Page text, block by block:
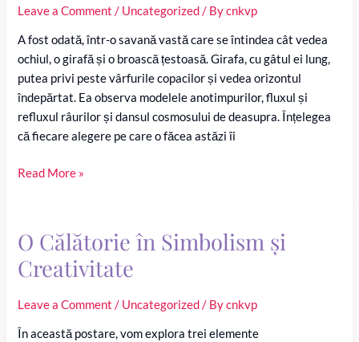
Number
3:
Balance,
Creativity,
and
Transformation“
Leave a Comment / Uncategorized/ Bycnkvp
A fost odată, într-o savană vastă care se întindea cât vedea
ochiul, o girafă și o broască țestoasă. Girafa, cu gâtul ei lung,
putea privi peste vârfurile copacilor și vedea orizontul
îndepărtat. Ea observa modelele anotimpurilor, fluxul și
refluxul râurilor și dansul cosmosului de deasupra. Înțelegea
că fiecare alegere pe care o făcea astăzi îi
Viziuni
Read More »
O Călătorie în Simbolism și
Creativitate
Leave a Comment / Uncategorized/ Bycnkvp
În această postare, vom explora trei elemente